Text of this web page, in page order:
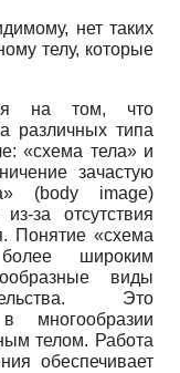
нет таких
телу, которые
на том, что
различных типа
«схема тела» и
зачастую
(body image)
за отсутствия
Понятие «схема
широким
виды
Это
многообразии
телом. Работа
обеспечивает